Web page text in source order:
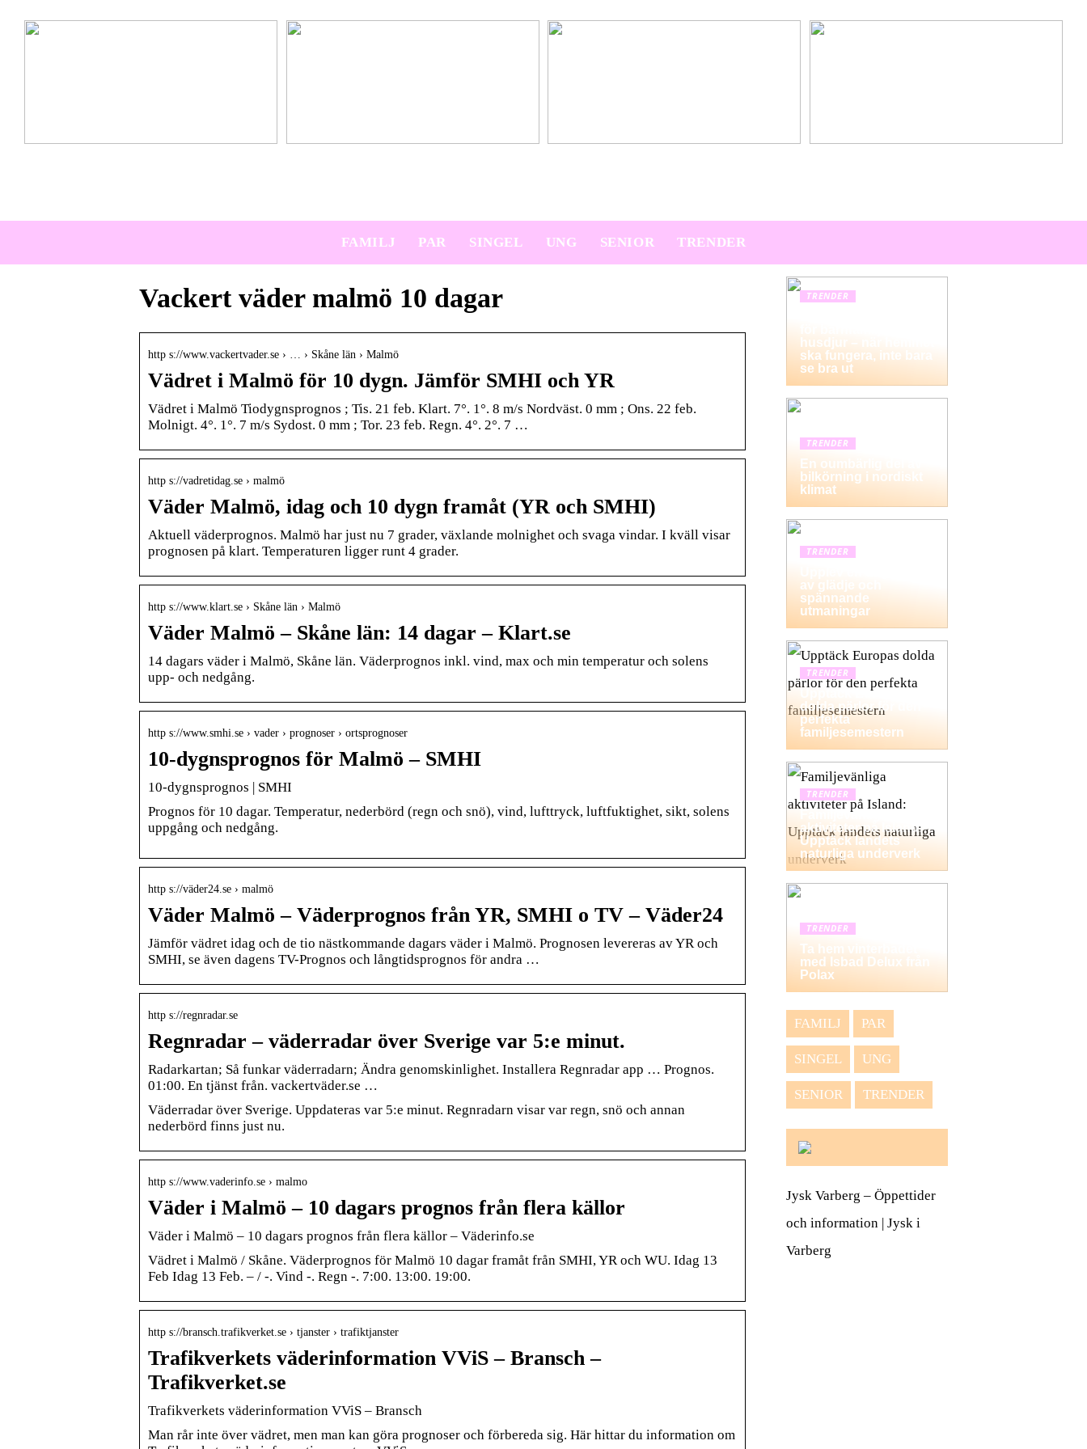
FAMILJ PAR SINGEL UNG SENIOR TRENDER
Vackert väder malmö 10 dagar
http s://www.vackertvader.se › … › Skåne län › Malmö
Vädret i Malmö för 10 dygn. Jämför SMHI och YR
Vädret i Malmö Tiodygnsprognos ; Tis. 21 feb. Klart. 7°. 1°. 8 m/s Nordväst. 0 mm ; Ons. 22 feb.
Molnigt. 4°. 1°. 7 m/s Sydost. 0 mm ; Tor. 23 feb. Regn. 4°. 2°. 7 …
http s://vadretidag.se › malmö
Väder Malmö, idag och 10 dygn framåt (YR och SMHI)
Aktuell väderprognos. Malmö har just nu 7 grader, växlande molnighet och svaga vindar. I kväll visar
prognosen på klart. Temperaturen ligger runt 4 grader.
http s://www.klart.se › Skåne län › Malmö
Väder Malmö – Skåne län: 14 dagar – Klart.se
14 dagars väder i Malmö, Skåne län. Väderprognos inkl. vind, max och min temperatur och solens
upp- och nedgång.
http s://www.smhi.se › vader › prognoser › ortsprognoser
10-dygnsprognos för Malmö – SMHI
10-dygnsprognos | SMHI
Prognos för 10 dagar. Temperatur, nederbörd (regn och snö), vind, lufttryck, luftfuktighet, sikt, solens
uppgång och nedgång.
http s://väder24.se › malmö
Väder Malmö – Väderprognos från YR, SMHI o TV – Väder24
Jämför vädret idag och de tio nästkommande dagars väder i Malmö. Prognosen levereras av YR och
SMHI, se även dagens TV-Prognos och långtidsprognos för andra …
http s://regnradar.se
Regnradar – väderradar över Sverige var 5:e minut.
Radarkartan; Så funkar väderradarn; Ändra genomskinlighet. Installera Regnradar app … Prognos.
01:00. En tjänst från. vackertväder.se …
Väderradar över Sverige. Uppdateras var 5:e minut. Regnradarn visar var regn, snö och annan
nederbörd finns just nu.
http s://www.vaderinfo.se › malmo
Väder i Malmö – 10 dagars prognos från flera källor
Väder i Malmö – 10 dagars prognos från flera källor – Väderinfo.se
Vädret i Malmö / Skåne. Väderprognos för Malmö 10 dagar framåt från SMHI, YR och WU. Idag 13
Feb Idag 13 Feb. – / -. Vind -. Regn -. 7:00. 13:00. 19:00.
http s://bransch.trafikverket.se › tjanster › trafiktjanster
Trafikverkets väderinformation VViS – Bransch –
Trafikverket.se
Trafikverkets väderinformation VViS – Bransch
Man rår inte över vädret, men man kan göra prognoser och förbereda sig. Här hittar du information om
TRENDER
husdjur – när hemmet
ska fungera, inte bara
se bra ut
TRENDER
En oumbärlig del av
bilkörning i nordiskt
klimat
TRENDER
av glädje och
spännande
utmaningar
TRENDER
Upptäck Europas
dolda pärlor för den
perfekta
familjesemestern
TRENDER
Familjevänliga
aktiviteter på Island:
Upptäck landets
naturliga underverk
TRENDER
Ta hem vinterbadet
med Isbad Delux från
Polax
FAMILJ PAR
SINGEL UNG
SENIOR TRENDER
Jysk Varberg – Öppettider
och information | Jysk i
Varberg